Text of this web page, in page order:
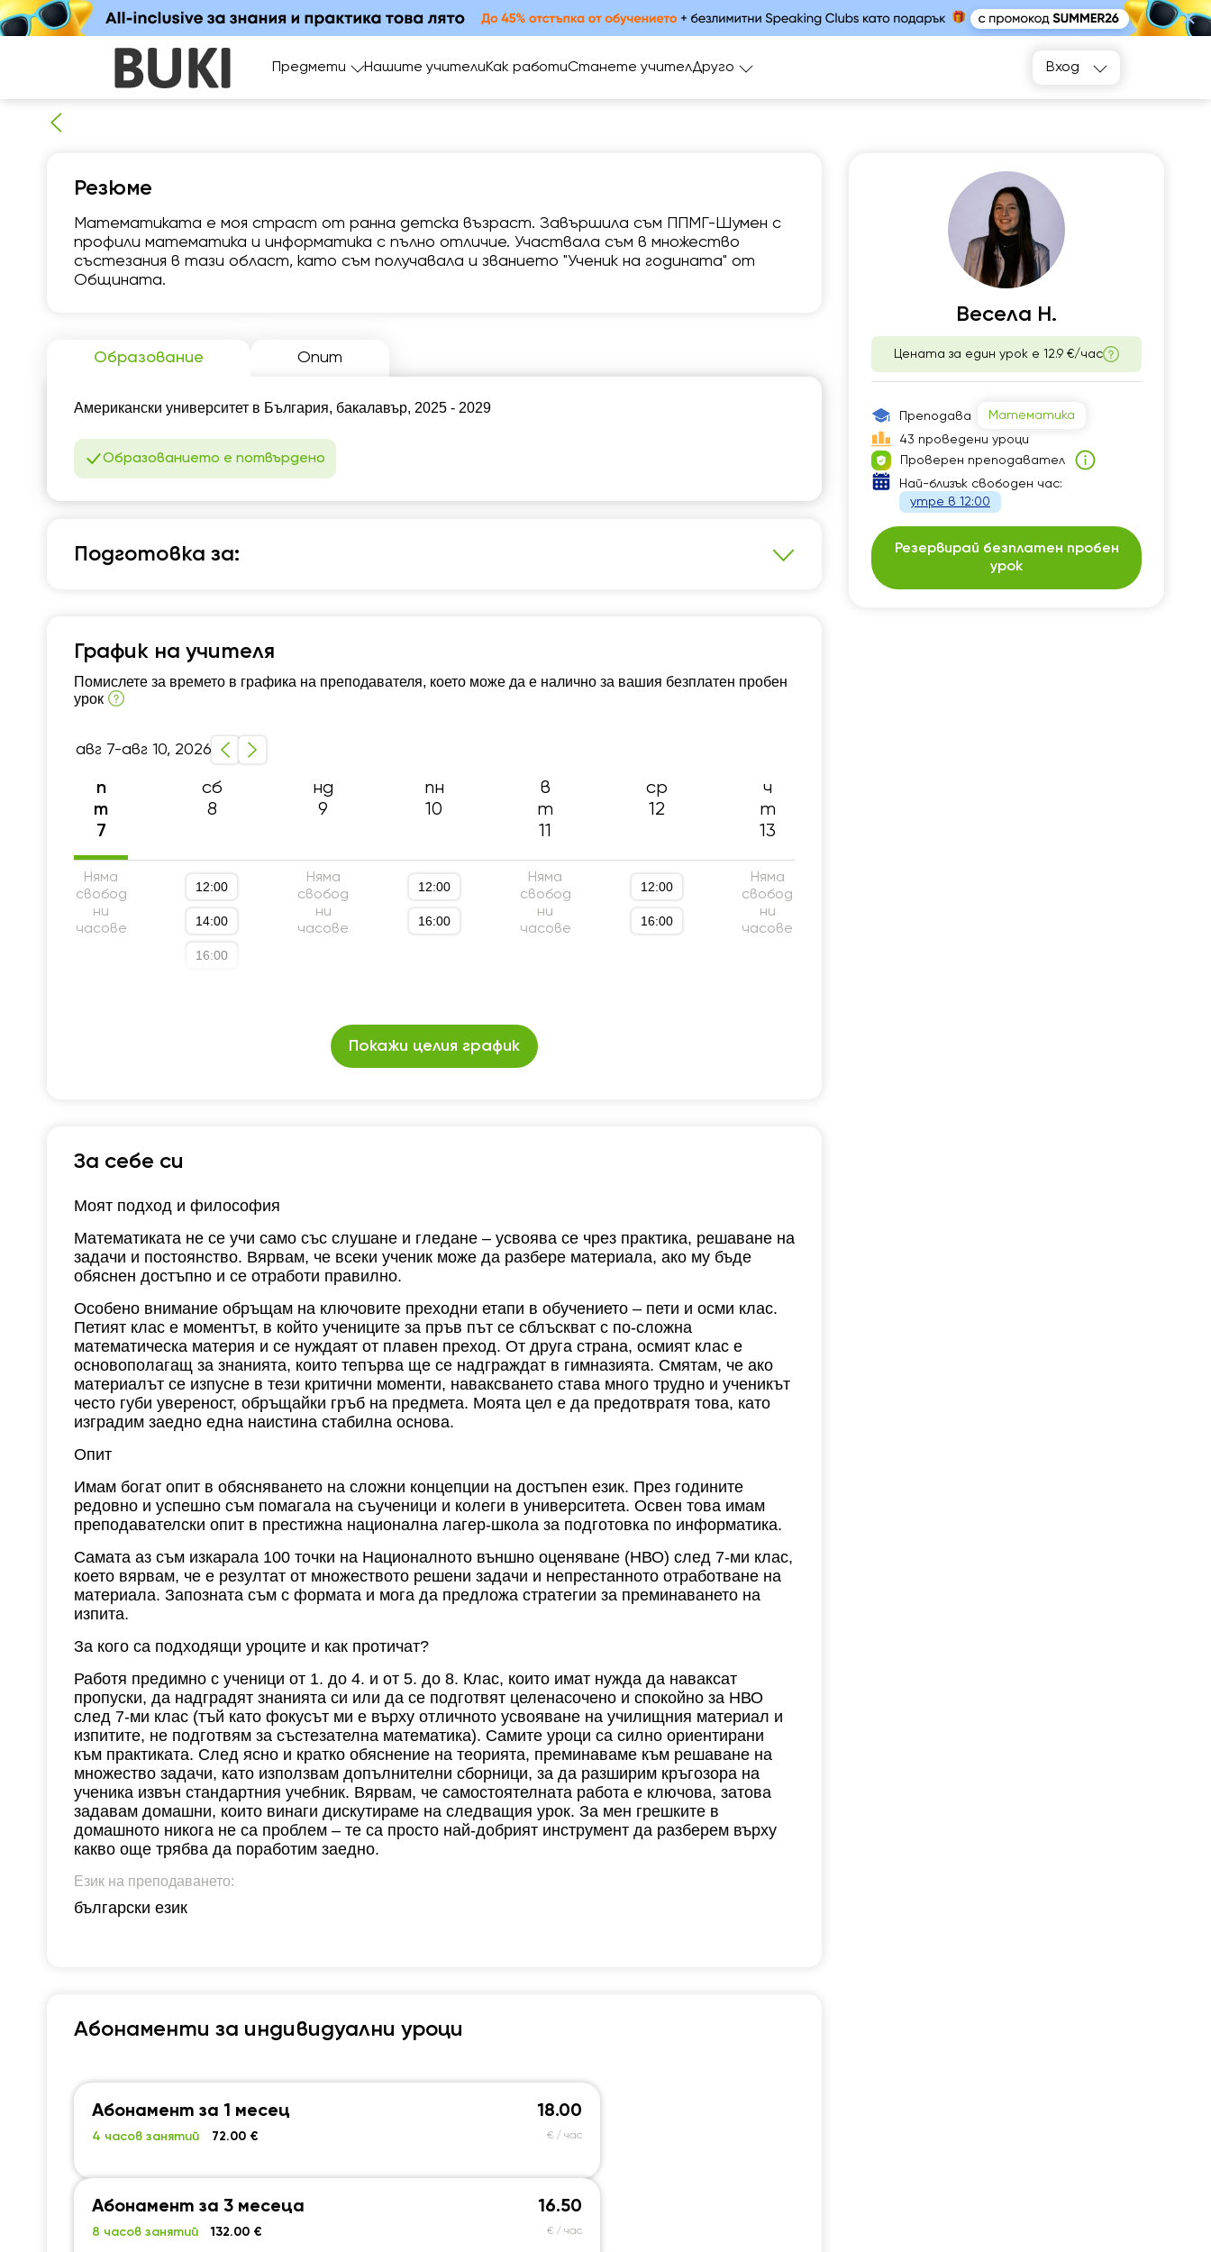
Предмети Нашите учителиКак работиСтанете учителДруго Вход
Резюме
Математиката е моя страст от ранна детска възраст. Завършила съм ППМГ-Шумен с
профили математика и информатика с пълно отличие. Участвала съм в множество
състезания в тази област, като съм получавала и званието "Ученик на годината" от
Общината.
Образование Опит
Американски университет в България, бакалавър, 2025 - 2029
Образованието е потвърдено
Подготовка за:
1 - 4 клас
График на учителя
Помислете за времето в графика на преподавателя, което може да е налично за вашия безплатен пробен
урок
авг 7-авг 10, 2026
п
т
7
сб
8
нд
9
пн
10
в
т
11
ср
12
ч
т
13
Няма
свобод
ни
часове
12:00
14:00
16:00
Няма
свобод
ни
часове
12:00
16:00
Няма
свобод
ни
часове
12:00
16:00
Няма
свобод
ни
часове
Покажи целия график
За себе си
Моят подход и философия
Математиката не се учи само със слушане и гледане – усвоява се чрез практика, решаване на
задачи и постоянство. Вярвам, че всеки ученик може да разбере материала, ако му бъде
обяснен достъпно и се отработи правилно.
Особено внимание обръщам на ключовите преходни етапи в обучението – пети и осми клас.
Петият клас е моментът, в който учениците за пръв път се сблъскват с по-сложна
математическа материя и се нуждаят от плавен преход. От друга страна, осмият клас е
основополагащ за знанията, които тепърва ще се надграждат в гимназията. Смятам, че ако
материалът се изпусне в тези критични моменти, наваксването става много трудно и ученикът
често губи увереност, обръщайки гръб на предмета. Моята цел е да предотвратя това, като
изградим заедно една наистина стабилна основа.
Опит
Имам богат опит в обясняването на сложни концепции на достъпен език. През годините
редовно и успешно съм помагала на съученици и колеги в университета. Освен това имам
преподавателски опит в престижна национална лагер-школа за подготовка по информатика.
Самата аз съм изкарала 100 точки на Националното външно оценяване (НВО) след 7-ми клас,
което вярвам, че е резултат от множеството решени задачи и непрестанното отработване на
материала. Запозната съм с формата и мога да предложа стратегии за преминаването на
изпита.
За кого са подходящи уроците и как протичат?
Работя предимно с ученици от 1. до 4. и от 5. до 8. Клас, които имат нужда да наваксат
пропуски, да надградят знанията си или да се подготвят целенасочено и спокойно за НВО
след 7-ми клас (тъй като фокусът ми е върху отличното усвояване на училищния материал и
изпитите, не подготвям за състезателна математика). Самите уроци са силно ориентирани
към практиката. След ясно и кратко обяснение на теорията, преминаваме към решаване на
множество задачи, като използвам допълнителни сборници, за да разширим кръгозора на
ученика извън стандартния учебник. Вярвам, че самостоятелната работа е ключова, затова
задавам домашни, които винаги дискутираме на следващия урок. За мен грешките в
домашното никога не са проблем – те са просто най-добрият инструмент да разберем върху
какво още трябва да поработим заедно.
Език на преподаването:
български език
Абонаменти за индивидуални уроци
Абонамент за 1 месец
4 часов занятий 72.00 €
18.00
€ / час
Абонамент за 3 месеца
8 часов занятий 132.00 €
16.50
€ / час
Весела Н.
Цената за един урок е 12.9 €/час
Преподава
Математика
43 проведени уроци
Проверен преподавател
Най-близък свободен час:
утре в 12:00
Резервирай безплатен пробен
урок
пт
7
сб
8
нд
9
пн
10
вт
11
часове
часове